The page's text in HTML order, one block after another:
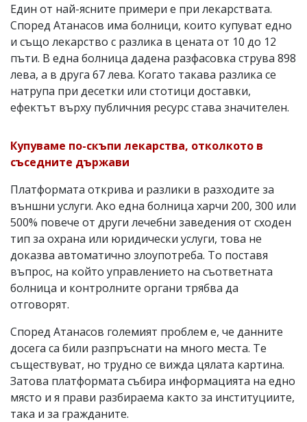
Един от най-ясните примери е при лекарствата.
Според Атанасов има болници, които купуват едно
и също лекарство с разлика в цената от 10 до 12
пъти. В една болница дадена разфасовка струва 898
лева, а в друга 67 лева. Когато такава разлика се
натрупа при десетки или стотици доставки,
ефектът върху публичния ресурс става значителен.
Купуваме по-скъпи лекарства, отколкото в
съседните държави
Платформата открива и разлики в разходите за
външни услуги. Ако една болница харчи 200, 300 или
500% повече от други лечебни заведения от сходен
тип за охрана или юридически услуги, това не
доказва автоматично злоупотреба. То поставя
въпрос, на който управлението на съответната
болница и контролните органи трябва да
отговорят.
Според Атанасов големият проблем е, че данните
досега са били разпръснати на много места. Те
съществуват, но трудно се вижда цялата картина.
Затова платформата събира информацията на едно
място и я прави разбираема както за институциите,
така и за гражданите.